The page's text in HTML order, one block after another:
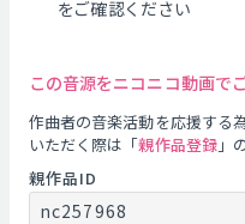
をご確認ください
この音源をニコニコ動画で
作曲者の音楽活動を応援する
いただく際は「親作品登録」
親作品ID
nc257968